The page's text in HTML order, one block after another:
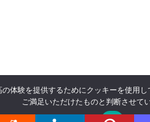
体験を提供するためにクッキーを使用
ご満足いただけたものと判断させて
OK